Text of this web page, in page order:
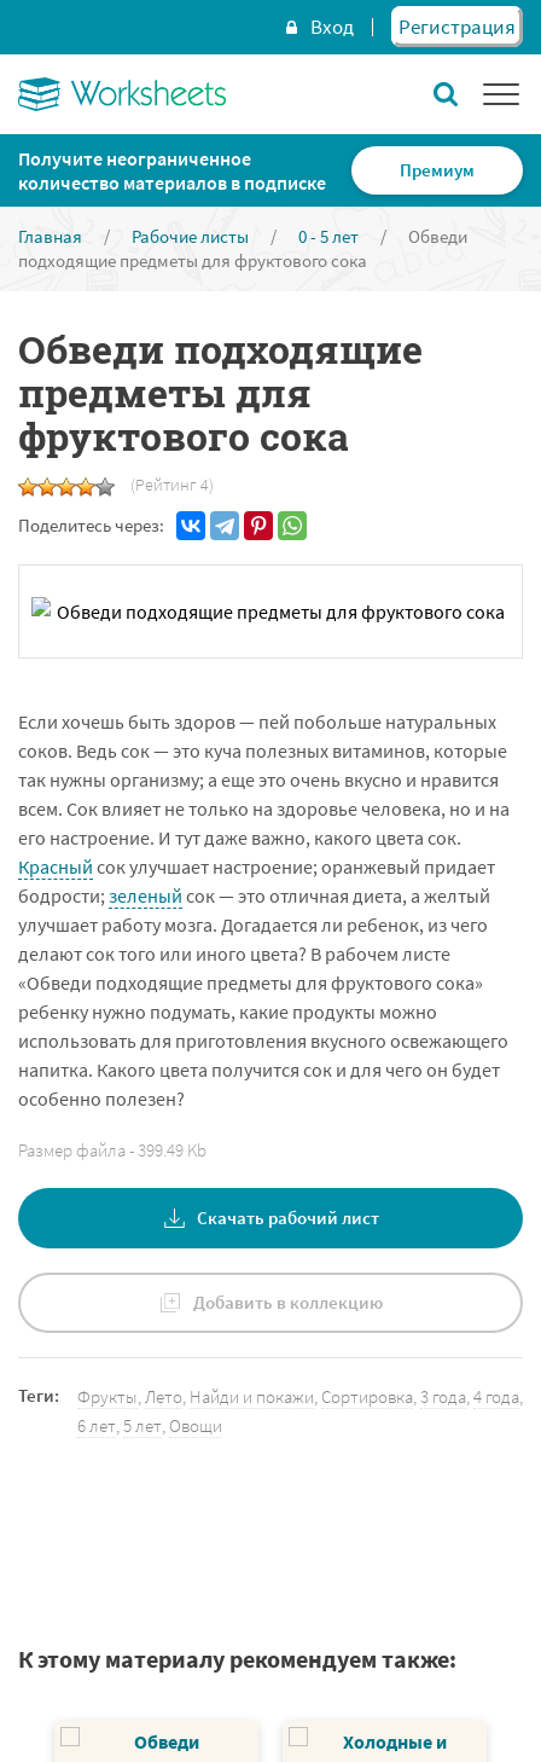
Вход Регистрация
Получите неограниченное
количество материалов в подписке
Премиум
Главная / Рабочие листы / 0 - 5 лет /
Обведи
подходящие предметы для фруктового сока
Обведи подходящие
предметы для
фруктового сока
(Рейтинг 4)
Поделитесь через:
Если хочешь быть здоров — пей побольше натуральных
соков. Ведь сок — это куча полезных витаминов, которые
так нужны организму; а еще это очень вкусно и нравится
всем. Сок влияет не только на здоровье человека, но и на
его настроение. И тут даже важно, какого цвета сок.
Красный сок улучшает настроение; оранжевый придает
бодрости;зеленый сок — это отличная диета, а желтый
улучшает работу мозга. Догадается ли ребенок, из чего
делают сок того или иного цвета? В рабочем листе
«Обведи подходящие предметы для фруктового сока»
ребенку нужно подумать, какие продукты можно
использовать для приготовления вкусного освежающего
напитка. Какого цвета получится сок и для чего он будет
особенно полезен?
Размер файла - 399.49 Kb
Скачать рабочий лист
Добавить в коллекцию
Теги: Фрукты,Лето, Найди и покажи, Сортировка,3 года,4 года,
6 лет,5 лет, Овощи
К этому материалу рекомендуем также: